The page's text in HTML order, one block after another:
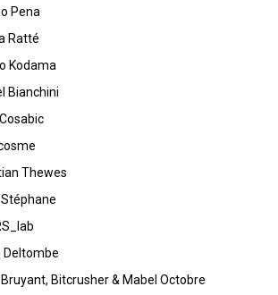
Pena
Ratté
Kodama
Bianchini
Thewes
Deltombe
Bitcrusher & Mabel Octobre